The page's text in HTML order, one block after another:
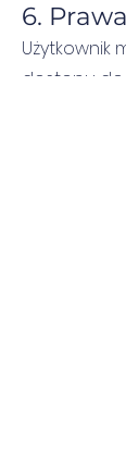
6.
Użytkownik
dostępu do